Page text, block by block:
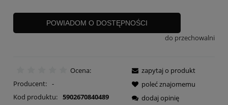
POWIADOM O DOSTĘPNOŚCI
do przechowalni
Ocena:
Producent: -
Kod produktu: 5902670840489
zapytaj o produkt
poleć znajomemu
dodaj opinię